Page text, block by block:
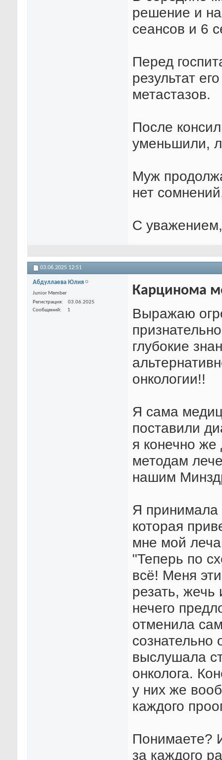
решение и
сеансов и 6
Перед
результат
метастазов.
После
уменьшили,
Муж
нет
С
03.06.2025 12:51
Абдуллаева Юлия
Junior Member
Регистрация
03.06.2025
Сообщений
1
Карцинома
Выражаю
глубокие
онкологии!!
Я сама
поставили
я конечно
методам
нашим
Я принимала
которая
мне мой
"Теперь по
всё! Меня
резать,
нечего
отменила
сознательно
выслушала
онколога.
у них же
каждого
Понимаете?
за каждого